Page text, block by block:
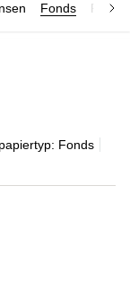
Fonds
Fonds